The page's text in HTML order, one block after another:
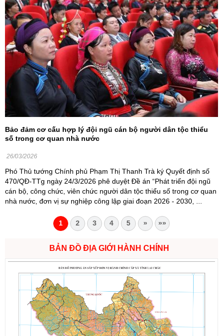
Bảo đảm cơ cấu hợp lý đội ngũ cán bộ người dân tộc thiểu
số trong cơ quan nhà nước
26/03/2026
Phó Thủ tướng Chính phủ Phạm Thị Thanh Trà ký Quyết định số
470/QĐ-TTg ngày 24/3/2026 phê duyệt Đề án “Phát triển đội ngũ
cán bộ, công chức, viên chức người dân tộc thiểu số trong cơ quan
nhà nước, đơn vị sự nghiệp công lập giai đoạn 2026 - 2030, ...
1 2 3 4 5 » »»
BẢN ĐỒ ĐỊA GIỚI HÀNH CHÍNH